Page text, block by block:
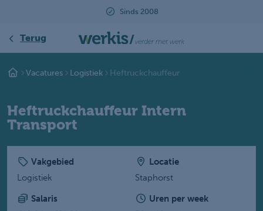
Sinds 2008
Terug
Vacatures Logistiek Heftruckchauffeur
Heftruckchauffeur Intern
Transport
Vakgebied
Logistiek
Locatie
Staphorst
Salaris
Uren per week